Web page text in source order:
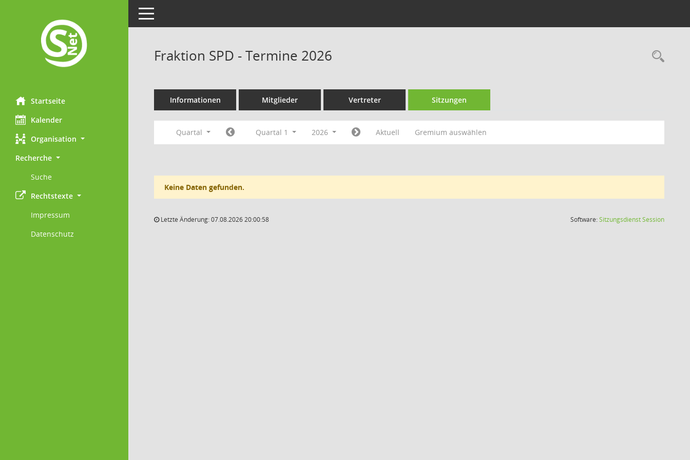
Startseite
Kalender
Organisation
Recherche
Suche
Rechtstexte
Impressum
Datenschutz
Toggle navigation
Fraktion SPD - Termine 2026
Informationen Mitglieder Vertreter Sitzungen
Quartal Quartal 1 2026 Aktuell Gremium auswählen
Keine Daten gefunden.
Letzte Änderung: 07.08.2026 20:00:58 Software:SitzungsdienstSession(Wird in